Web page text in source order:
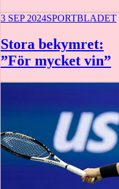
3 SEP 2024SPORTBLADET
Stora bekymret:
”För mycket vin”